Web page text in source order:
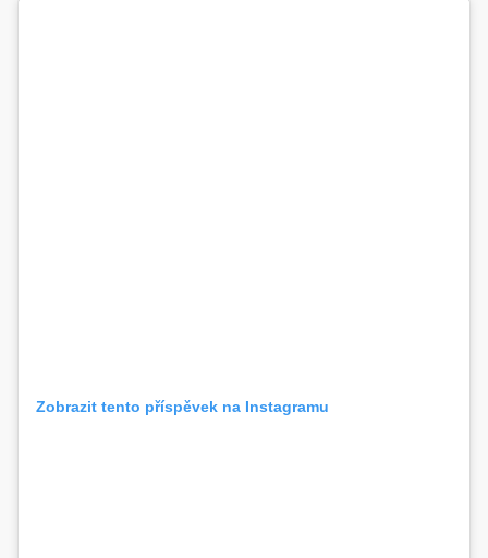
Zobrazit tento příspěvek na Instagramu